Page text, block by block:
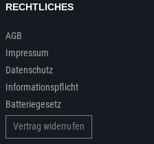
RECHTLICHES
AGB
Impressum
Datenschutz
Informationspflicht
Batteriegesetz
Vertrag widerrufen